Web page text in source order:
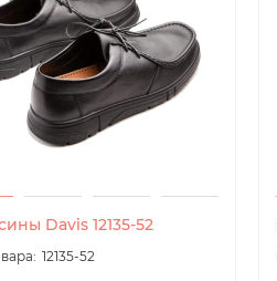
Davis 12135-52
12135-52
спілкування
Cloud
моніторингу за рухомими
засоби охорони об`єктів та